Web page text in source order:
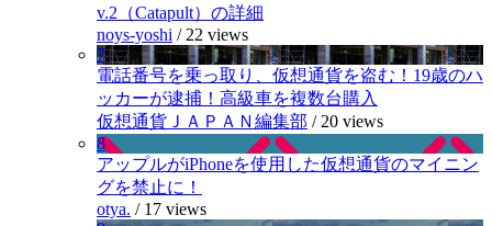
v.2（Catapult）の詳細
noys-yoshi / 22 views
7
電話番号を乗っ取り、仮想通貨を盗む！19歳のハ
ッカーが逮捕！高級車を複数台購入
仮想通貨ＪＡＰＡＮ編集部 / 20 views
8
アップルがiPhoneを使用した仮想通貨のマイニン
グを禁止に！
otya. / 17 views